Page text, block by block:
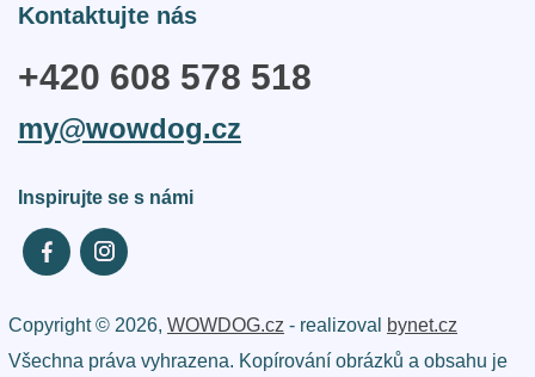
Kontakty
Reklamační řád
Doprava a platba
Kontaktujte nás
+420 608 578 518
my@wowdog.cz
Inspirujte se s námi
Všechna práva vyhrazena. Kopírování obrázků a obsahu je
Copyright © 2026, WOWDOG.cz - realizoval bynet.cz